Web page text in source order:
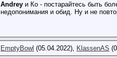
Andrey и Ко - постарайтесь быть
недопонимания и обид. Ну и не
EmptyBowl (05.04.2022), KlassenAS